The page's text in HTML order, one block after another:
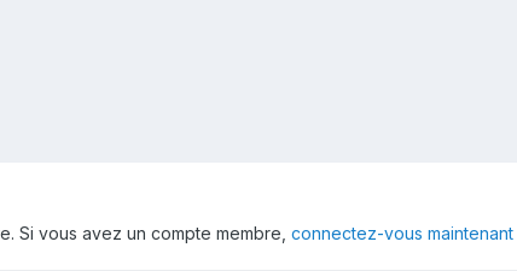
Si vous avez un compte membre, connectez-vous maintenant